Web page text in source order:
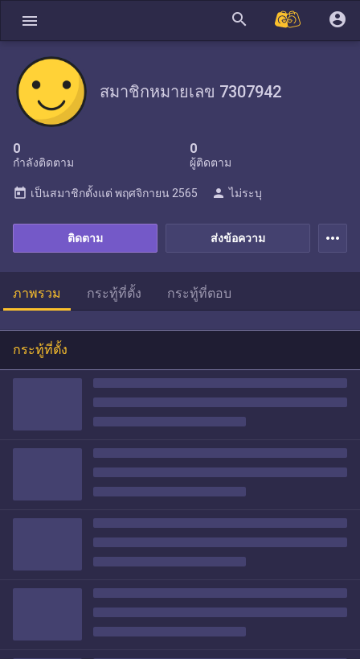
menu search account_circle
สมาชิกหมายเลข 7307942
0
กำลังติดตาม
0
ผู้ติดตาม
ส่งข้อความ
ติดตาม
today เป็นสมาชิกตั้งแต่ พฤศจิกายน 2565 person ไม่ระบุ
more_horiz
ภาพรวม กระทู้ที่ตั้ง กระทู้ที่ตอบ
กระทู้ที่ตั้ง